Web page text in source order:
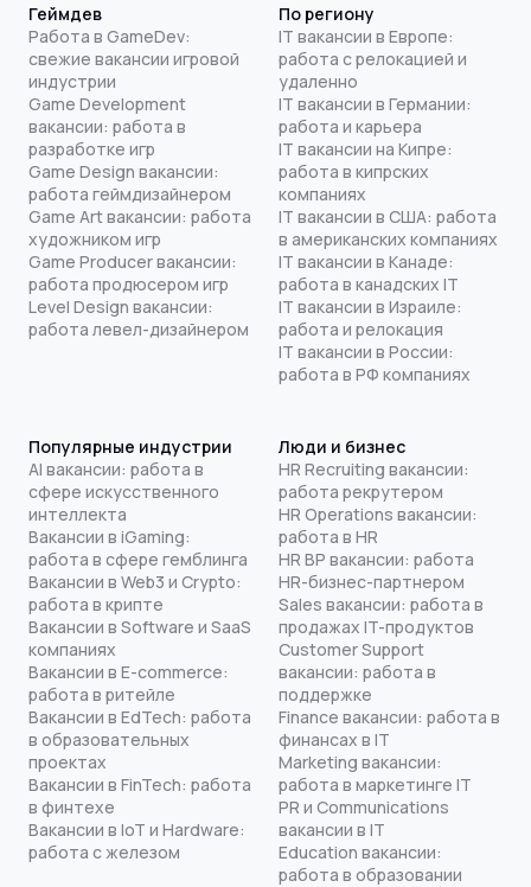
Геймдев
Работа в GameDev:
свежие вакансии игровой
индустрии
Game Development
вакансии: работа в
разработке игр
Game Design вакансии:
работа геймдизайнером
Game Art вакансии: работа
художником игр
Game Producer вакансии:
работа продюсером игр
Level Design вакансии:
работа левел-дизайнером
По региону
IT вакансии в Европе:
работа с релокацией и
удаленно
IT вакансии в Германии:
работа и карьера
IT вакансии на Кипре:
работа в кипрских
компаниях
IT вакансии в США: работа
в американских компаниях
IT вакансии в Канаде:
работа в канадских IT
IT вакансии в Израиле:
работа и релокация
IT вакансии в России:
работа в РФ компаниях
Популярные индустрии
AI вакансии: работа в
сфере искусственного
интеллекта
Вакансии в iGaming:
работа в сфере гемблинга
Вакансии в Web3 и Crypto:
работа в крипте
Вакансии в Software и SaaS
компаниях
Вакансии в E-commerce:
работа в ритейле
Вакансии в EdTech: работа
в образовательных
проектах
Вакансии в FinTech: работа
в финтехе
Вакансии в IoT и Hardware:
работа с железом
Люди и бизнес
HR Recruiting вакансии:
работа рекрутером
HR Operations вакансии:
работа в HR
HR BP вакансии: работа
HR-бизнес-партнером
Sales вакансии: работа в
продажах IT-продуктов
Customer Support
вакансии: работа в
поддержке
Finance вакансии: работа в
финансах в IT
Marketing вакансии:
работа в маркетинге IT
PR и Communications
вакансии в IT
Education вакансии:
работа в образовании